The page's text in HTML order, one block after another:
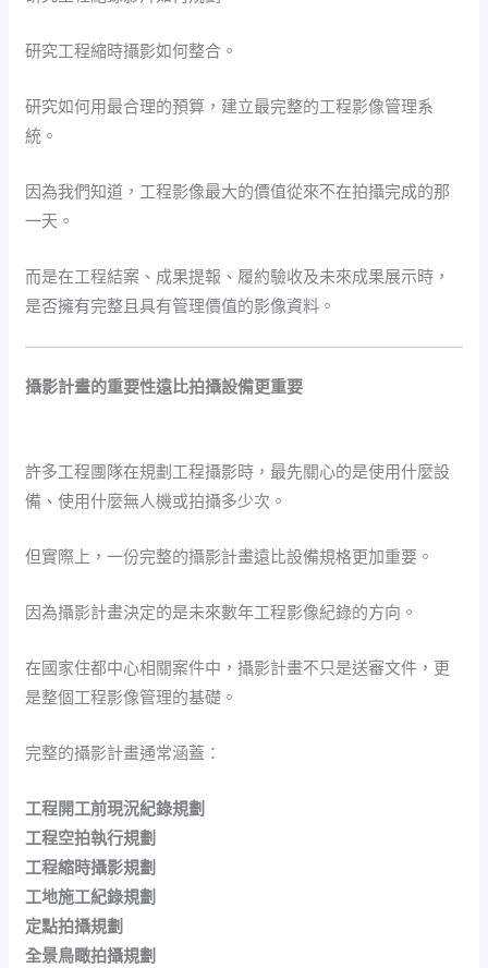
研究工程縮時攝影如何整合。
研究如何用最合理的預算，建立最完整的工程影像管理系
統。
因為我們知道，工程影像最大的價值從來不在拍攝完成的那
一天。
而是在工程結案、成果提報、履約驗收及未來成果展示時，
是否擁有完整且具有管理價值的影像資料。
攝影計畫的重要性遠比拍攝設備更重要
許多工程團隊在規劃工程攝影時，最先關心的是使用什麼設
備、使用什麼無人機或拍攝多少次。
但實際上，一份完整的攝影計畫遠比設備規格更加重要。
因為攝影計畫決定的是未來數年工程影像紀錄的方向。
在國家住都中心相關案件中，攝影計畫不只是送審文件，更
是整個工程影像管理的基礎。
完整的攝影計畫通常涵蓋：
工程開工前現況紀錄規劃
工程空拍執行規劃
工程縮時攝影規劃
工地施工紀錄規劃
定點拍攝規劃
全景鳥瞰拍攝規劃